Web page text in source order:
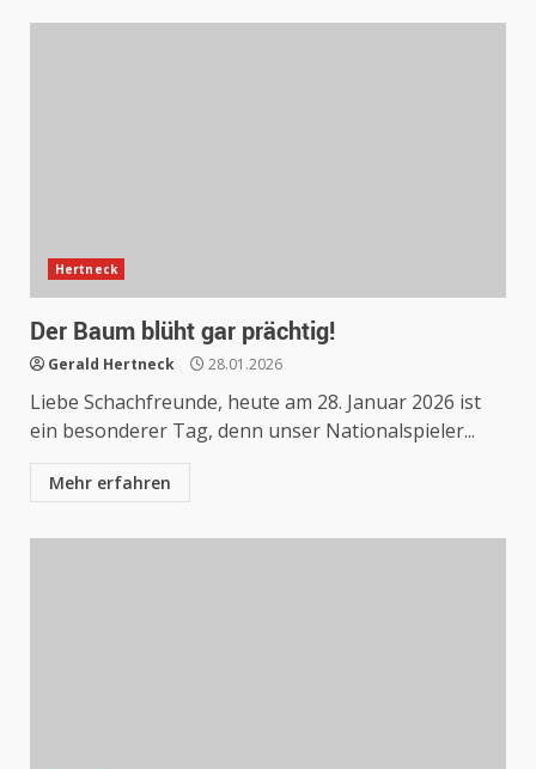
Hertneck
Der Baum blüht gar prächtig!
Gerald Hertneck 28.01.2026
Liebe Schachfreunde, heute am 28. Januar 2026 ist
ein besonderer Tag, denn unser Nationalspieler...
Mehr erfahren